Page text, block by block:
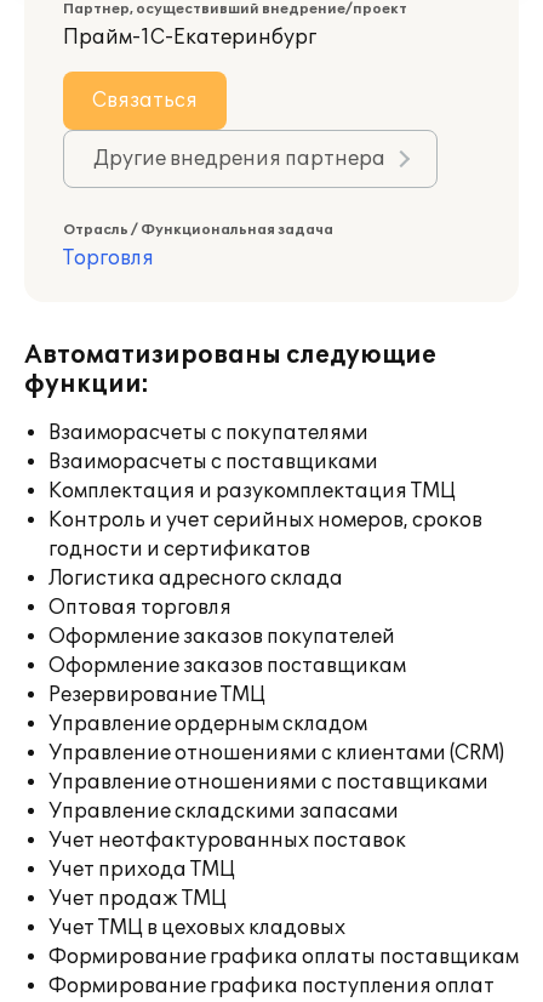
Партнер, осуществивший внедрение/проект
Прайм-1С-Екатеринбург
Связаться
Другие внедрения партнера
Отрасль / Функциональная задача
Торговля
Автоматизированы следующие
функции:
Взаиморасчеты с покупателями
Взаиморасчеты с поставщиками
Комплектация и разукомплектация ТМЦ
Контроль и учет серийных номеров, сроков
годности и сертификатов
Логистика адресного склада
Оптовая торговля
Оформление заказов покупателей
Оформление заказов поставщикам
Резервирование ТМЦ
Управление ордерным складом
Управление отношениями с клиентами (CRM)
Управление отношениями с поставщиками
Управление складскими запасами
Учет неотфактурованных поставок
Учет прихода ТМЦ
Учет продаж ТМЦ
Учет ТМЦ в цеховых кладовых
Формирование графика оплаты поставщикам
Формирование графика поступления оплат